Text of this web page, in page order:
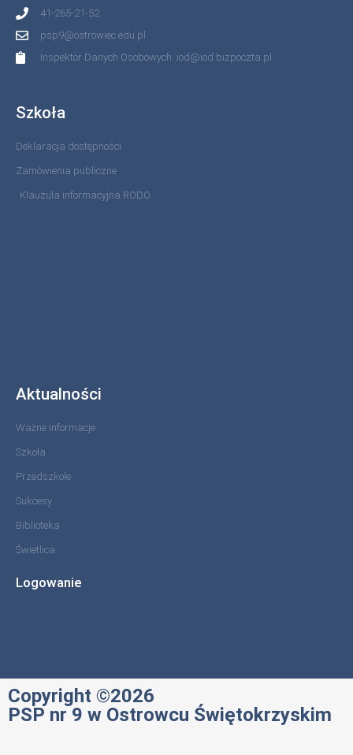
41-265-21-52
psp9@ostrowiec.edu.pl
Inspektor Danych Osobowych: iod@iod.bizpoczta.pl
Szkoła
Deklaracja dostępności
Zamówienia publiczne
Klauzula informacyjna RODO
Aktualności
Ważne informacje
Szkoła
Przedszkole
Sukcesy
Biblioteka
Świetlica
Logowanie
Copyright ©2026
PSP nr 9 w Ostrowcu Świętokrzyskim